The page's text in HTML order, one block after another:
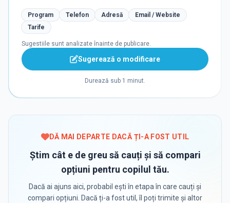
Program Telefon Adresă
Email / Website
Tarife
Sugestiile sunt analizate înainte de publicare.
Sugerează o modificare
Durează sub 1 minut.
DĂ MAI DEPARTE DACĂ ȚI-A FOST UTIL
Știm cât e de greu să cauți și să compari
opțiuni pentru copilul tău.
Dacă ai ajuns aici, probabil ești în etapa în care cauți și
compari opțiuni. Dacă ți-a fost util, îl poți trimite și altor